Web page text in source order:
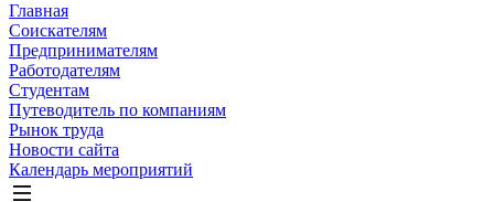
Главная
Соискателям
Предпринимателям
Работодателям
Студентам
Путеводитель по компаниям
Рынок труда
Новости сайта
Календарь мероприятий